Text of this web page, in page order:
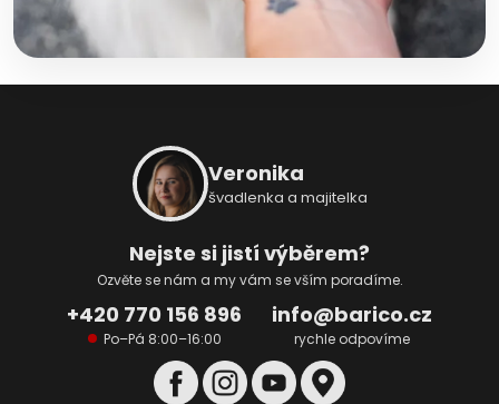
Veronika
švadlenka a majitelka
Nejste si jistí výběrem?
Ozvěte se nám a my vám se vším poradíme.
+420 770 156 896
Po–Pá 8:00–16:00
info@barico.cz
rychle odpovíme